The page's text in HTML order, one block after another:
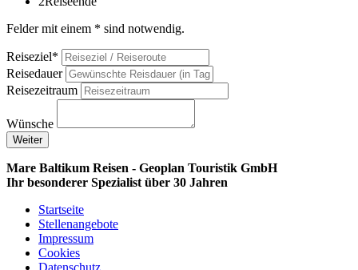
Felder mit einem * sind notwendig.
Reiseziel*
Reisedauer
Reisezeitraum
Wünsche
Weiter
Mare Baltikum Reisen - Geoplan Touristik GmbH
Ihr besonderer Spezialist über 30 Jahren
Startseite
Stellenangebote
Impressum
Cookies
Datenschutz